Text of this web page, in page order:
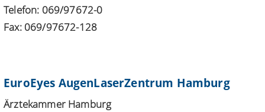
Telefon: 069/97672-0
Fax: 069/97672-128
EuroEyes AugenLaserZentrum Hamburg
Ärztekammer Hamburg